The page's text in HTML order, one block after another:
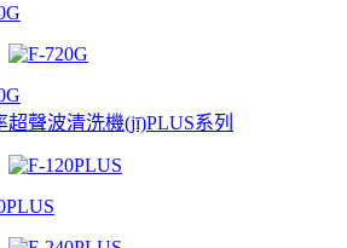
超聲波清洗機(jī)PLUS系列